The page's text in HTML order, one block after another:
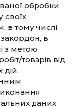
обробки
своїх
в тому числі
в
з метою
товарів від
дій,
даних